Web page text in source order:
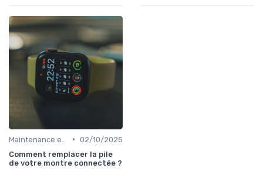
• 02/10/2025
Comment remplacer la pile
de votre montre connectée ?